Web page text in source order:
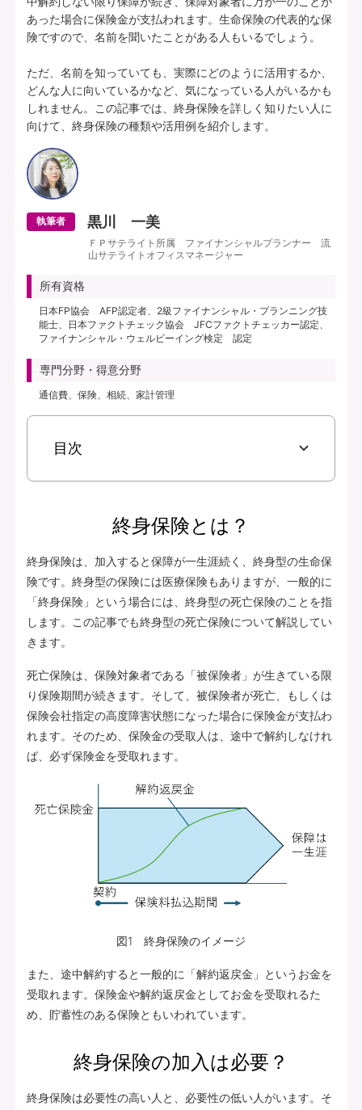
あった場合に保険金が支払われます。生命保険の代表的な保
険ですので、名前を聞いたことがある人もいるでしょう。
ただ、名前を知っていても、実際にどのように活用するか、
どんな人に向いているかなど、気になっている人がいるかも
しれません。この記事では、終身保険を詳しく知りたい人に
執筆者 黒川 一美
ＦＰサテライト所属 ファイナンシャルプランナー 流
山サテライトオフィスマネージャー
所有資格
日本FP協会 AFP認定者、2級ファイナンシャル・プランニング技
能士、日本ファクトチェック協会 JFCファクトチェッカー認定、
ファイナンシャル・ウェルビーイング検定 認定
専門分野・得意分野
通信費、保険、相続、家計管理
目次
終身保険とは？
終身保険は、加入すると保障が一生涯続く、終身型の生命保
険です。終身型の保険には医療保険もありますが、一般的に
「終身保険」という場合には、終身型の死亡保険のことを指
します。この記事でも終身型の死亡保険について解説してい
きます。
死亡保険は、保険対象者である「被保険者」が生きている限
り保険期間が続きます。そして、被保険者が死亡、もしくは
保険会社指定の高度障害状態になった場合に保険金が支払わ
れます。そのため、保険金の受取人は、途中で解約しなけれ
ば、必ず保険金を受取れます。
図1 終身保険のイメージ
また、途中解約すると一般的に「解約返戻金」というお金を
受取れます。保険金や解約返戻金としてお金を受取れるた
め、貯蓄性のある保険ともいわれています。
終身保険の加入は必要？
終身保険は必要性の高い人と、必要性の低い人がいます。そ